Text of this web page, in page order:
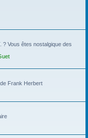
? Vous êtes nostalgique des
Frank Herbert